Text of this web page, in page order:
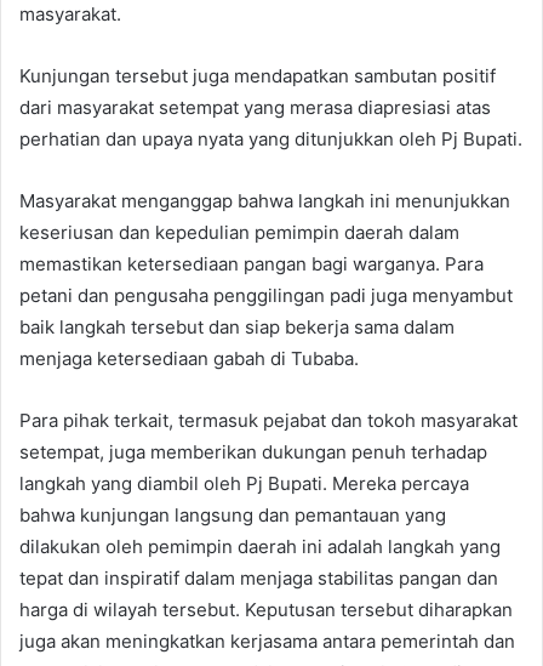
masyarakat.
Kunjungan tersebut juga mendapatkan sambutan positif
dari masyarakat setempat yang merasa diapresiasi atas
perhatian dan upaya nyata yang ditunjukkan oleh Pj Bupati.
Masyarakat menganggap bahwa langkah ini menunjukkan
keseriusan dan kepedulian pemimpin daerah dalam
memastikan ketersediaan pangan bagi warganya. Para
petani dan pengusaha penggilingan padi juga menyambut
baik langkah tersebut dan siap bekerja sama dalam
menjaga ketersediaan gabah di Tubaba.
Para pihak terkait, termasuk pejabat dan tokoh masyarakat
setempat, juga memberikan dukungan penuh terhadap
langkah yang diambil oleh Pj Bupati. Mereka percaya
bahwa kunjungan langsung dan pemantauan yang
dilakukan oleh pemimpin daerah ini adalah langkah yang
tepat dan inspiratif dalam menjaga stabilitas pangan dan
harga di wilayah tersebut. Keputusan tersebut diharapkan
juga akan meningkatkan kerjasama antara pemerintah dan